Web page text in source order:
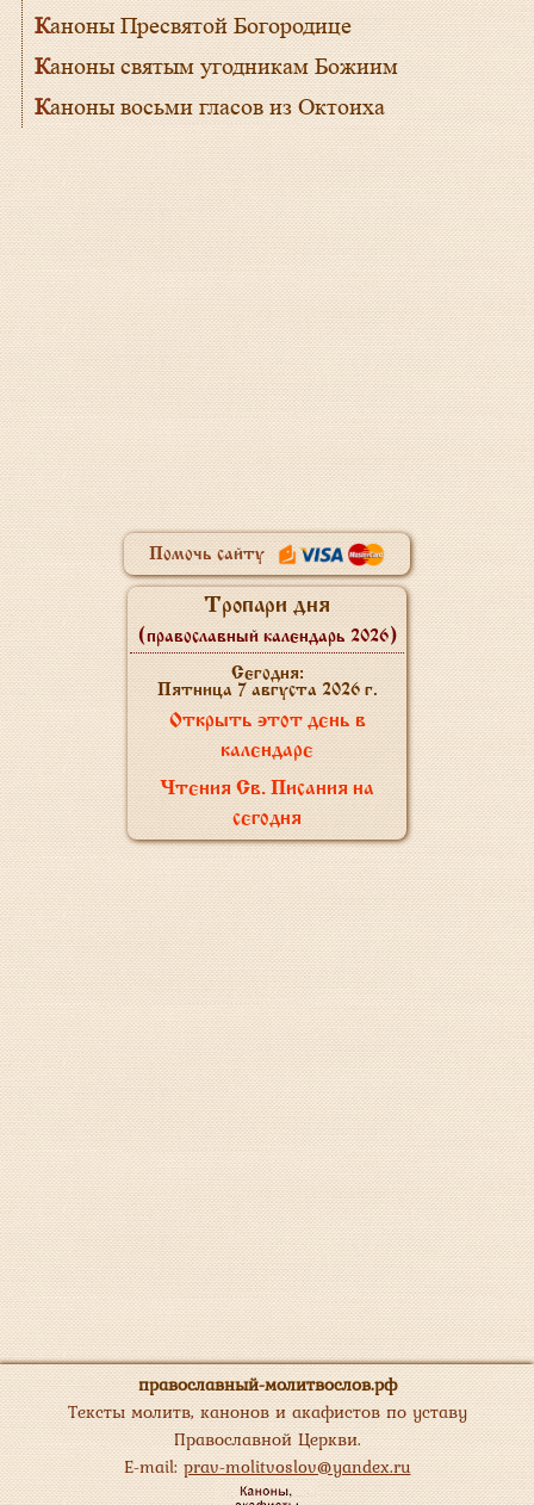
Каноны Пресвятой Богородице
Каноны святым угодникам Божиим
Каноны восьми гласов из Октоиха
Помочь сайту
Тропари дня
(православный календарь 2026)
Сегодня:
Пятница 7 августа 2026 г.
Открыть этот день в
календаре
Чтения Св. Писания на
сегодня
православный-молитвослов.рф
Тексты молитв, канонов и акафистов по уставу
Православной Церкви.
E-mail:prav-molitvoslov@yandex.ru